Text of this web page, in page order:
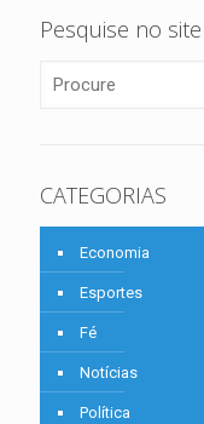
Pesquise no site
CATEGORIAS
Economia
Esportes
Fé
Notícias
Política